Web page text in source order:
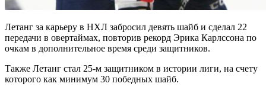
Летанг за карьеру в НХЛ забросил девять шайб и сделал 22
передачи в овертаймах, повторив рекорд Эрика Карлссона по
очкам в дополнительное время среди защитников.
Также Летанг стал 25-м защитником в истории лиги, на счету
которого как минимум 30 победных шайб.